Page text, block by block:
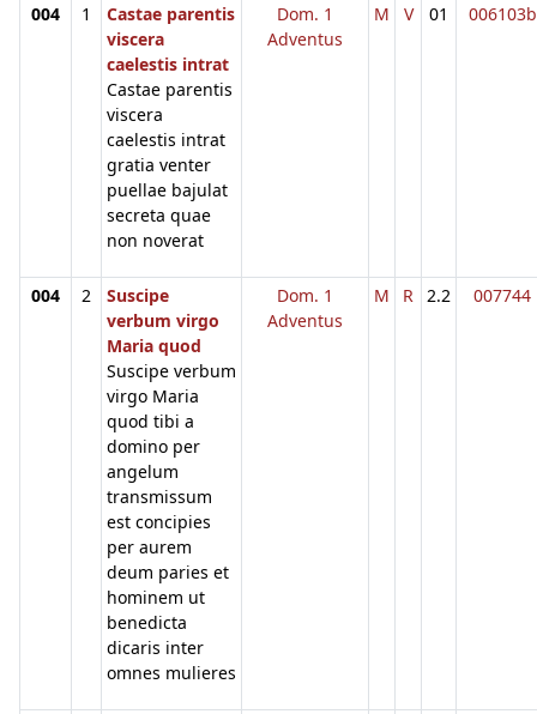
004 1
Castae parentis
viscera
caelestis intrat
Castae parentis
viscera
caelestis intrat
gratia venter
puellae bajulat
secreta quae
non noverat
Dom. 1
Adventus
M V 01 006103b
004 2
Suscipe
verbum virgo
Maria quod
Suscipe verbum
virgo Maria
quod tibi a
domino per
angelum
transmissum
est concipies
per aurem
deum paries et
hominem ut
benedicta
dicaris inter
omnes mulieres
Dom. 1
Adventus
M R 2.2 007744